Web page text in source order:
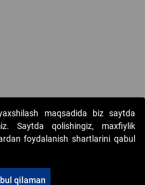
onlayn-auksionlarni tashkil etish"
maqsadida biz saytda
Saytda qolishingiz, maxfiylik
foydalanish shartlarini qabul
qilaman